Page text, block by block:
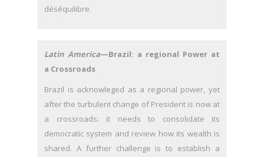
déséquilibre.
Latin America—Brazil: a regional Power at
a Crossroads
Brazil is acknowleged as a regional power, yet
after the turbulent change of President is now at
a crossroads: it needs to consolidate its
democratic system and review how its wealth is
shared. A further challenge is to establish a